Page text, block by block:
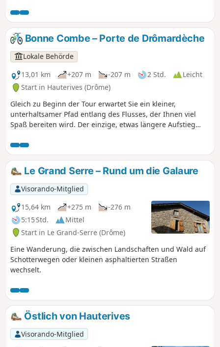
AN ALLE WANDERER (SES), DIE MEINE WANDERUNGEN
ABSOLVIEREN: Sie können Fotos einstellen und den
Standort auf der Route angeben.
Bonne Combe – Porte de Drômardèche
Lokale Behörde
13,01 km
+207 m -207 m 2 Std.
Leicht
Start in Hauterives (Drôme)
Gleich zu Beginn der Tour erwartet Sie ein kleiner,
unterhaltsamer Pfad entlang des Flusses, der Ihnen viel
Spaß bereiten wird. Der einzige, etwas längere Aufstieg
einen schönen Blick auf das Tal von Hauterives.
Le Grand Serre – Rund um die Galaure
Visorando-Mitglied
15,64 km
+275 m
-276 m
5:15 Std.
Mittel
Start in Le Grand-Serre (Drôme)
Eine Wanderung, die zwischen Landschaften und Wald auf
Schotterwegen oder kleinen asphaltierten Straßen
wechselt.
Östlich von Hauterives
Visorando-Mitglied